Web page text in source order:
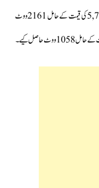
قیمت 8,38,839 ہے جن میں سے محترمہ دروپدی مرمو کو 5,77,777 کی قیمت کے حامل 2161 ووٹ